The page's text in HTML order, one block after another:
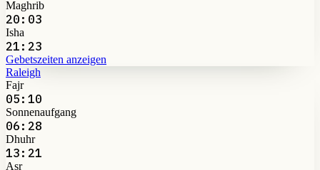
Maghrib
20:03
Isha
21:23
Gebetszeiten anzeigen
Raleigh
Fajr
05:10
Sonnenaufgang
06:28
Dhuhr
13:21
Asr